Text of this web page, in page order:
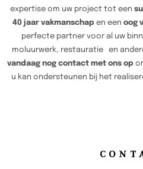
expertise om uw project tot een
40 jaar vakmanschap en een oog
perfecte partner voor al uw
moluurwerk, restauratie en
vandaag nog contact met ons op
u kan ondersteunen bij het